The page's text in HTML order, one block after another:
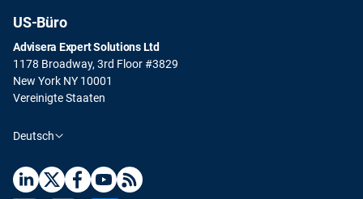
US-Büro
Advisera Expert Solutions Ltd
1178 Broadway, 3rd Floor #3829
New York NY 10001
Vereinigte Staaten
Deutsch